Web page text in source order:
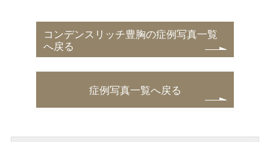
コンデンスリッチ豊胸の症例写真一覧
へ戻る
症例写真一覧へ戻る